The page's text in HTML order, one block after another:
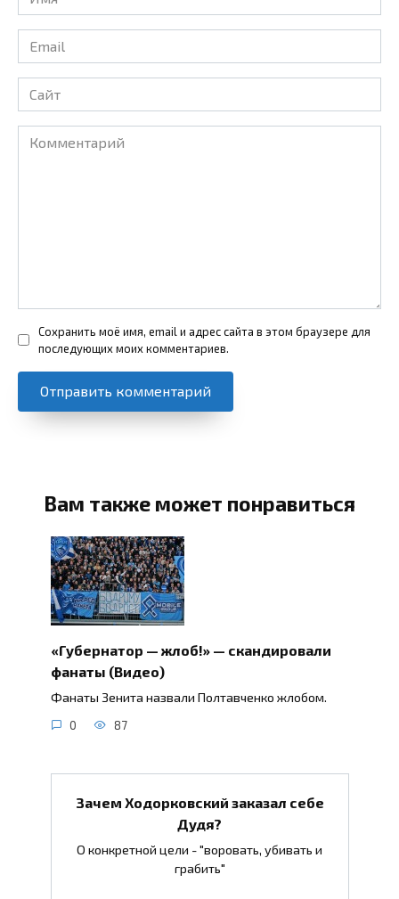
*
Email
*
Сайт
Комментарий
Сохранить моё имя, email и адрес сайта в этом браузере для
последующих моих комментариев.
Вам также может понравиться
«Губернатор — жлоб!» — скандировали
фанаты (Видео)
Фанаты Зенита назвали Полтавченко жлобом.
0 87
Зачем Ходорковский заказал себе
Дудя?
О конкретной цели - "воровать, убивать и
грабить"